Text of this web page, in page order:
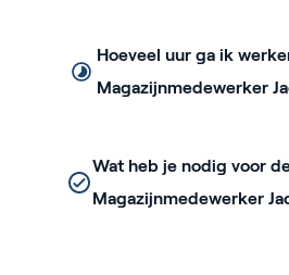
Hoeveel uur ga ik
Magazijnmedewerker
Wat heb je nodig voor
Magazijnmedewerker